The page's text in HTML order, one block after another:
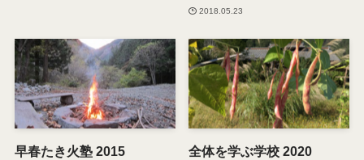
2018.05.23
早春たき火塾 2015
全体を学ぶ学校 2020